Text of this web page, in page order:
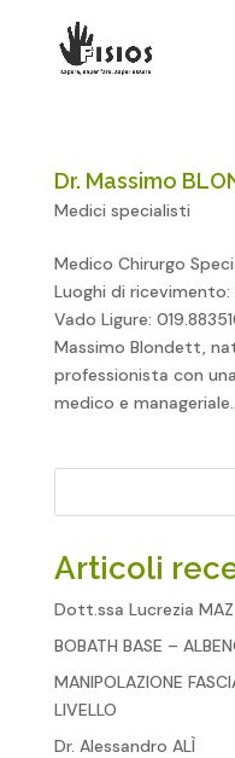
Dr. Massimo
Medici specialisti
Medico Chirurgo
Luoghi di ricevimento:
Vado Ligure:
Massimo Blondett,
professionista con
medico e
Articoli
Dott.ssa Lucrezia
BOBATH BASE –
MANIPOLAZIONE
LIVELLO
Dr. Alessandro ALÌ